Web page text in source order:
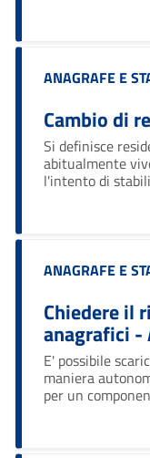
Categoria:
ANAGRAFE E
Cambio di
Si definisce
abitualmente
l'intento di
Categoria:
ANAGRAFE E
Chiedere il
anagrafici -
E' possibile
maniera
per un